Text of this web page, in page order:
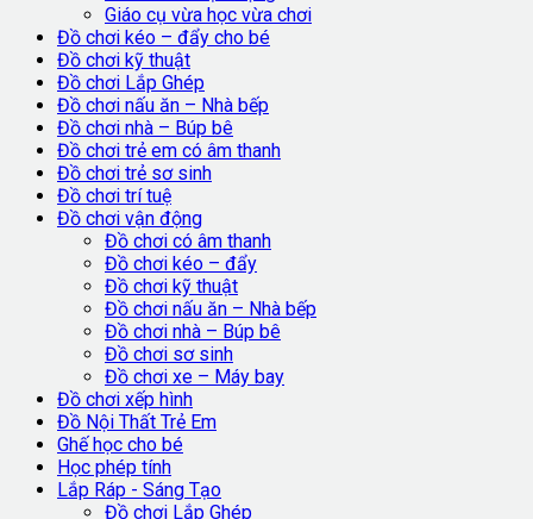
Giáo cụ vừa học vừa chơi
Đồ chơi kéo – đẩy cho bé
Đồ chơi kỹ thuật
Đồ chơi Lắp Ghép
Đồ chơi nấu ăn – Nhà bếp
Đồ chơi nhà – Búp bê
Đồ chơi trẻ em có âm thanh
Đồ chơi trẻ sơ sinh
Đồ chơi trí tuệ
Đồ chơi vận động
Đồ chơi có âm thanh
Đồ chơi kéo – đẩy
Đồ chơi kỹ thuật
Đồ chơi nấu ăn – Nhà bếp
Đồ chơi nhà – Búp bê
Đồ chơi sơ sinh
Đồ chơi xe – Máy bay
Đồ chơi xếp hình
Đồ Nội Thất Trẻ Em
Ghế học cho bé
Học phép tính
Lắp Ráp - Sáng Tạo
Đồ chơi Lắp Ghép